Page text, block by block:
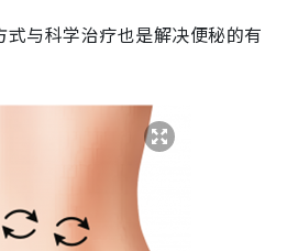
与科学治疗也是解决便秘的有